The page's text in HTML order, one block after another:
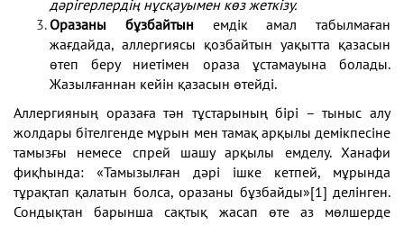
дәрігерлердің нұсқауымен көз жеткізу.
Оразаны бұзбайтын емдік амал табылмаған
жағдайда, аллергиясы қозбайтын уақытта қазасын
өтеп беру ниетімен ораза ұстамауына болады.
Жазылғаннан кейін қазасын өтейді.
Аллергияның оразаға тән тұстарының бірі – тыныс алу
жолдары бітелгенде мұрын мен тамақ арқылы демікпесіне
тамызғы немесе спрей шашу арқылы емделу. Ханафи
фиқһында: «Тамызылған дәрі ішке кетпей, мұрында
тұрақтап қалатын болса, оразаны бұзбайды»[1] делінген.
Сондықтан барынша сақтық жасап өте аз мөлшерде